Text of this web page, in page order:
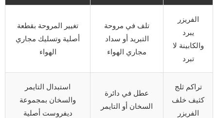
الفريزر
يبرد
والكابينة لا
تبرد
تلف في مروحة
التبريد أو سداد
مجاري الهواء
تغيير المروحة بقطعة
أصلية وتسليك مجاري
الهواء
تراكم ثلج
كثيف خلف
الفريزر
عطل في دائرة
السخان أو التايمر
استبدال التايمر
والسخان بمجموعة
ديفروست أصلية